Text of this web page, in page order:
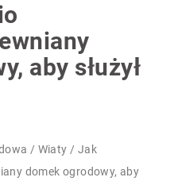
aby służył
/ Wiaty / Jak
domek ogrodowy, aby